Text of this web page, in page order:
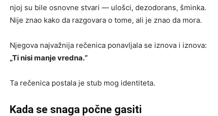
njoj su bile osnovne stvari — ulošci, dezodorans, šminka.
Nije znao kako da razgovara o tome, ali je znao da mora.
Njegova najvažnija rečenica ponavljala se iznova i iznova:
„Ti nisi manje vredna.“
Ta rečenica postala je stub mog identiteta.
Kada se snaga počne gasiti